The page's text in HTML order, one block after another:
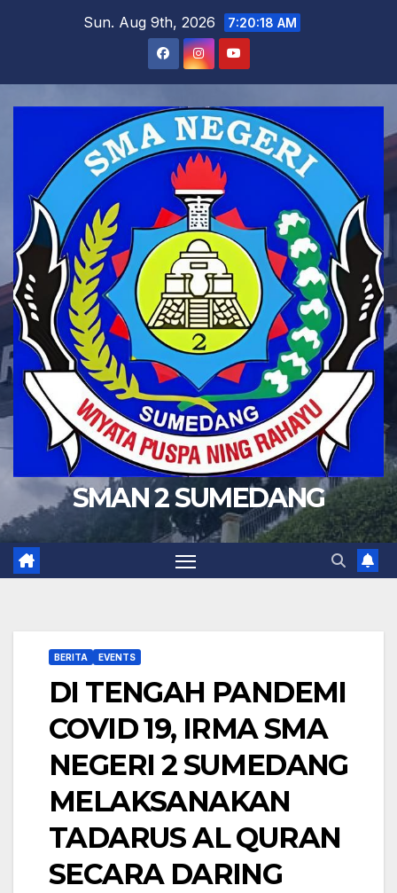
Sun. Aug 9th, 2026 7:20:20 AM
SMAN 2 SUMEDANG
BERITA EVENTS
DI TENGAH PANDEMI
COVID 19, IRMA SMA
NEGERI 2 SUMEDANG
MELAKSANAKAN
TADARUS AL QURAN
SECARA DARING